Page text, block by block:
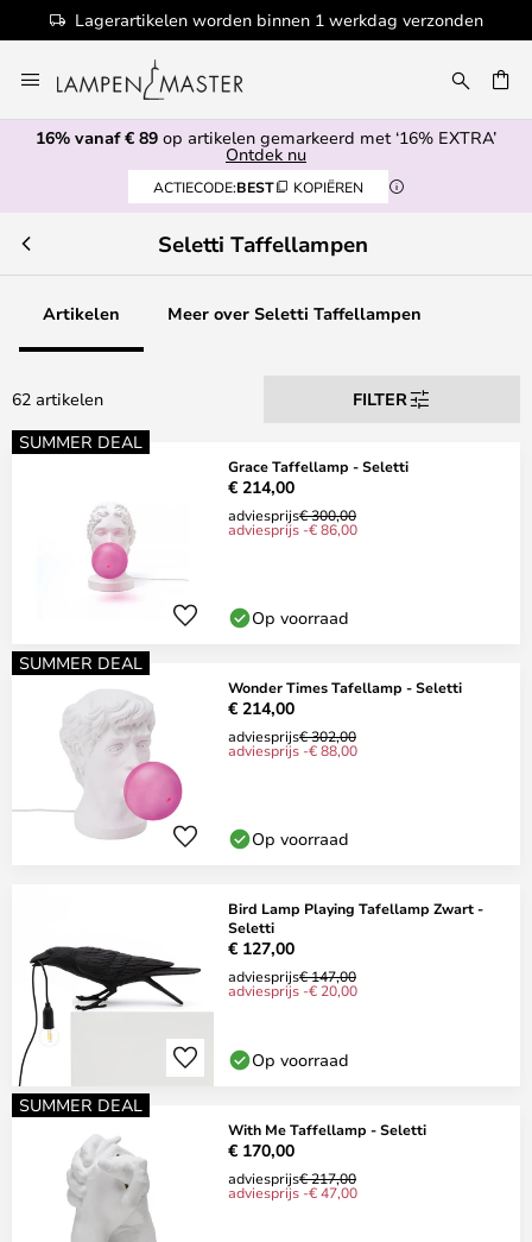
verzonden 100+ designermerken
naar
de
inhoud
16% vanaf € 89 op artikelen gemarkeerd met ‘16% EXTRA’
Ontdek nu
ACTIECODE:BEST KOPIËREN
Seletti Taffellampen
Artikelen Meer over Seletti Taffellampen
62 artikelen
FILTER
SUMMER DEAL
Grace Taffellamp - Seletti
€ 214,00
adviesprijs€ 300,00
adviesprijs -€ 86,00
Op voorraad
SUMMER DEAL
Wonder Times Tafellamp - Seletti
€ 214,00
adviesprijs€ 302,00
adviesprijs -€ 88,00
Op voorraad
Bird Lamp Playing Tafellamp Zwart -
Seletti
€ 127,00
adviesprijs€ 147,00
adviesprijs -€ 20,00
Op voorraad
SUMMER DEAL
With Me Taffellamp - Seletti
€ 170,00
adviesprijs€ 217,00
adviesprijs -€ 47,00